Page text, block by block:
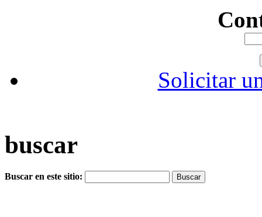
Solicitar
buscar
Buscar en este sitio: